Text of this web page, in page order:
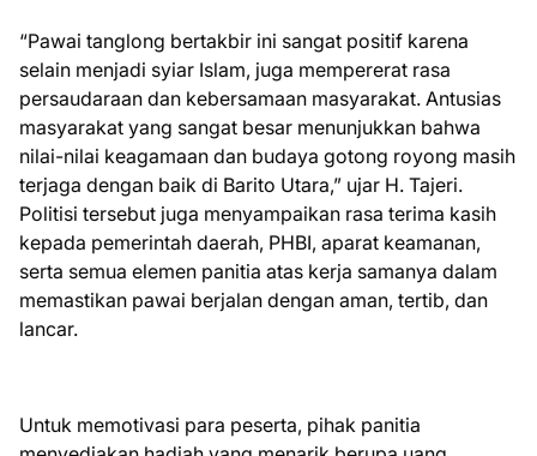
“Pawai tanglong bertakbir ini sangat positif karena
selain menjadi syiar Islam, juga mempererat rasa
persaudaraan dan kebersamaan masyarakat. Antusias
masyarakat yang sangat besar menunjukkan bahwa
nilai-nilai keagamaan dan budaya gotong royong masih
terjaga dengan baik di Barito Utara,” ujar H. Tajeri.
Politisi tersebut juga menyampaikan rasa terima kasih
kepada pemerintah daerah, PHBI, aparat keamanan,
serta semua elemen panitia atas kerja samanya dalam
memastikan pawai berjalan dengan aman, tertib, dan
lancar.
Untuk memotivasi para peserta, pihak panitia